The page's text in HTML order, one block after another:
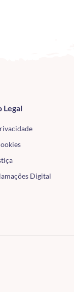
Legal
Digital